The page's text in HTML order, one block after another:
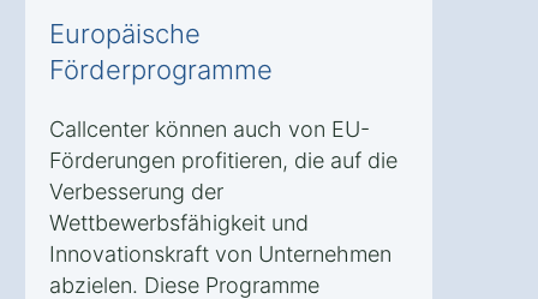
Europäische
Förderprogramme
Callcenter können auch von EU-
Förderungen profitieren, die auf die
Verbesserung der
Wettbewerbsfähigkeit und
Innovationskraft von Unternehmen
abzielen. Diese Programme